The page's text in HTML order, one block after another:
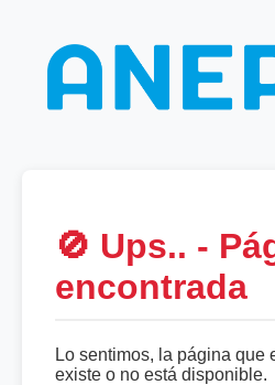
🚫 Ups.. -
encontrada
Lo sentimos, la página que
existe o no está disponible.